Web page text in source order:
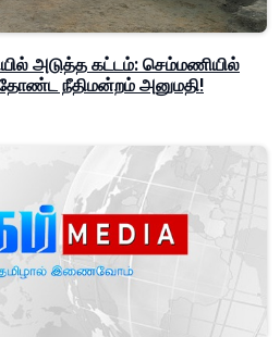
அடுத்த கட்டம்: செம்மணியில்
நீதிமன்றம் அனுமதி!